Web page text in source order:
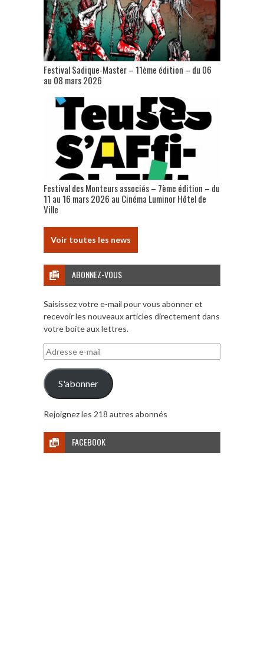
Festival Sadique-Master – 11ème édition – du 06
au 08 mars 2026
Festival des Monteurs associés – 7ème édition – du
11 au 16 mars 2026 au Cinéma Luminor Hôtel de
Ville
Voir toutes les news
ABONNEZ-VOUS
Saisissez votre e-mail pour vous abonner et
recevoir les nouveaux articles directement dans
votre boite aux lettres.
Adresse
e-
mail
S'abonner
Rejoignez les 218 autres abonnés
FACEBOOK